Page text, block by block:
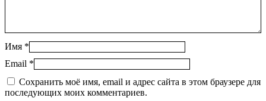
Имя *
Email *
Сохранить моё имя, email и адрес сайта в этом браузере для
последующих моих комментариев.